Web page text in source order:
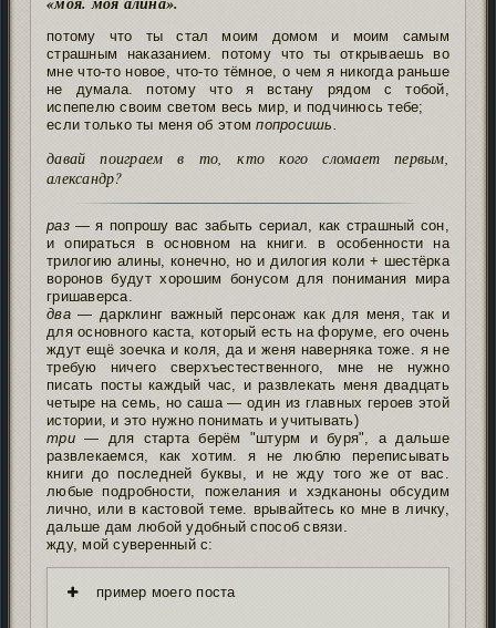
потому что ты стал моим домом и моим самым
страшным наказанием. потому что ты открываешь во
мне что-то новое, что-то тёмное, о чем я никогда раньше
не думала. потому что я встану рядом с тобой,
испепелю своим светом весь мир, и подчинюсь тебе;
если только ты меня об этомпопросишь.
давай поиграем в то, кто кого сломает первым,
александр?
раз— я попрошу вас забыть сериал, как страшный сон,
и опираться в основном на книги. в особенности на
трилогию алины, конечно, но и дилогия коли + шестёрка
воронов будут хорошим бонусом для понимания мира
гришаверса.
два— дарклинг важный персонаж как для меня, так и
для основного каста, который есть на форуме, его очень
ждут ещё зоечка и коля, да и женя наверняка тоже. я не
требую ничего сверхъестественного, мне не нужно
писать посты каждый час, и развлекать меня двадцать
четыре на семь, но саша — один из главных героев этой
истории, и это нужно понимать и учитывать)
три— для старта берём "штурм и буря", а дальше
развлекаемся, как хотим. я не люблю переписывать
книги до последней буквы, и не жду того же от вас.
любые подробности, пожелания и хэдканоны обсудим
лично, или в кастовой теме. врывайтесь ко мне в личку,
дальше дам любой удобный способ связи.
жду, мой суверенный с:
пример моего поста